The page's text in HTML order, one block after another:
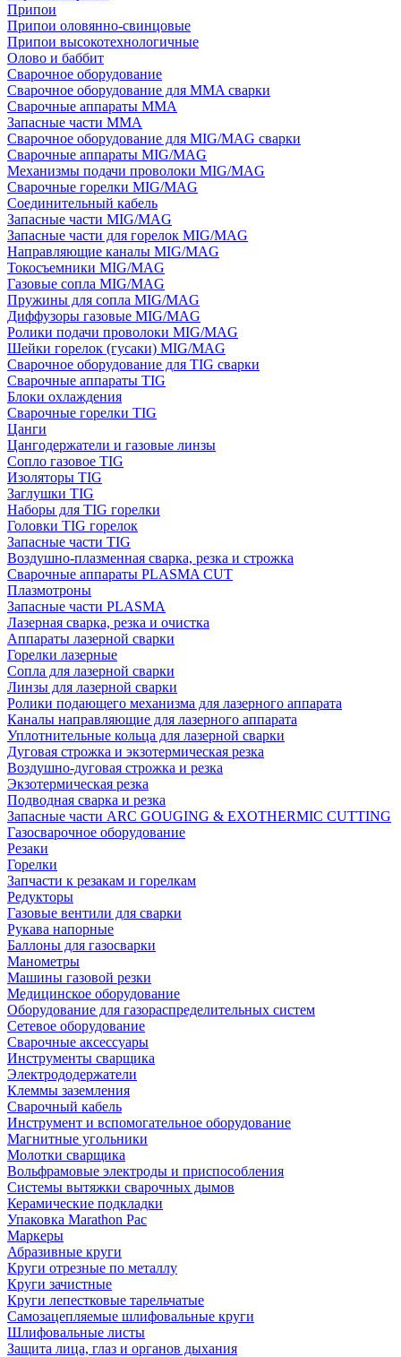
Припои
Припои оловянно-свинцовые
Припои высокотехнологичные
Олово и баббит
Сварочное оборудование
Сварочное оборудование для MMA сварки
Сварочные аппараты MMA
Запасные части MMA
Сварочное оборудование для MIG/MAG сварки
Сварочные аппараты MIG/MAG
Механизмы подачи проволоки MIG/MAG
Сварочные горелки MIG/MAG
Соединительный кабель
Запасные части MIG/MAG
Запасные части для горелок MIG/MAG
Направляющие каналы MIG/MAG
Токосъемники MIG/MAG
Газовые сопла MIG/MAG
Пружины для сопла MIG/MAG
Диффузоры газовые MIG/MAG
Ролики подачи проволоки MIG/MAG
Шейки горелок (гусаки) MIG/MAG
Сварочное оборудование для TIG сварки
Сварочные аппараты TIG
Блоки охлаждения
Сварочные горелки TIG
Цанги
Цангодержатели и газовые линзы
Сопло газовое TIG
Изоляторы TIG
Заглушки TIG
Наборы для TIG горелки
Головки TIG горелок
Запасные части TIG
Воздушно-плазменная сварка, резка и строжка
Сварочные аппараты PLASMA CUT
Плазмотроны
Запасные части PLASMA
Лазерная сварка, резка и очистка
Аппараты лазерной сварки
Горелки лазерные
Сопла для лазерной сварки
Линзы для лазерной сварки
Ролики подающего механизма для лазерного аппарата
Каналы направляющие для лазерного аппарата
Уплотнительные кольца для лазерной сварки
Дуговая строжка и экзотермическая резка
Воздушно-дуговая строжка и резка
Экзотермическая резка
Подводная сварка и резка
Запасные части ARC GOUGING & EXOTHERMIC CUTTING
Газосварочное оборудование
Резаки
Горелки
Запчасти к резакам и горелкам
Редукторы
Газовые вентили для сварки
Рукава напорные
Баллоны для газосварки
Манометры
Машины газовой резки
Медицинское оборудование
Оборудование для газораспределительных систем
Сетевое оборудование
Сварочные аксессуары
Инструменты сварщика
Электрододержатели
Клеммы заземления
Сварочный кабель
Инструмент и вспомогательное оборудование
Магнитные угольники
Молотки сварщика
Вольфрамовые электроды и приспособления
Системы вытяжки сварочных дымов
Керамические подкладки
Упаковка Marathon Pac
Маркеры
Абразивные круги
Круги отрезные по металлу
Круги зачистные
Круги лепестковые тарельчатые
Самозацепляемые шлифовальные круги
Шлифовальные листы
Защита лица, глаз и органов дыхания